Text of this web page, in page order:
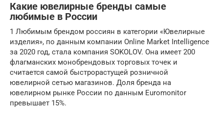
Какие ювелирные бренды самые
любимые в России
1 Любимым брендом россиян в категории «Ювелирные
изделия», по данным компании Online Market Intelligence
за 2020 год, стала компания SOKOLOV. Она имеет 200
флагманских монобрендовых торговых точек и
считается самой быстрорастущей розничной
ювелирной сетью магазинов. Доля бренда на
ювелирном рынке России по данным Euromonitor
превышает 15%.